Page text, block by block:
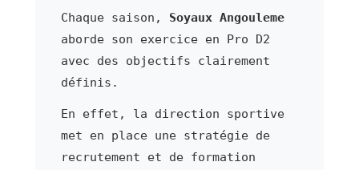
Chaque saison, Soyaux Angouleme
aborde son exercice en Pro D2
avec des objectifs clairement
définis.
En effet, la direction sportive
met en place une stratégie de
recrutement et de formation